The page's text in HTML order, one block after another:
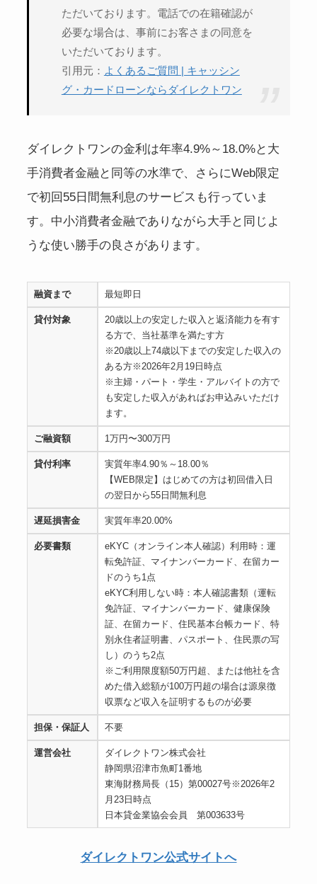
ただいております。電話での在籍確認が
必要な場合は、事前にお客さまの同意を
いただいております。
引用元： よくあるご質問 | キャッシン
グ・カードローンならダイレクトワン
ダイレクトワンの金利は年率4.9%～18.0%と大
手消費者金融と同等の水準で、さらにWeb限定
で初回55日間無利息のサービスも行っていま
す。中小消費者金融でありながら大手と同じよ
うな使い勝手の良さがあります。
融資まで 最短即日
貸付対象
20歳以上の安定した収入と返済能力を有す
る方で、当社基準を満たす方
※20歳以上74歳以下までの安定した収入の
ある方※2026年2月19日時点
※主婦・パート・学生・アルバイトの方で
も安定した収入があればお申込みいただけ
ます。
ご融資額 1万円〜300万円
貸付利率
実質年率4.90％～18.00％
【WEB限定】はじめての方は初回借入日
の翌日から55日間無利息
遅延損害金 実質年率20.00%
必要書類
eKYC（オンライン本人確認）利用時：運
転免許証、マイナンバーカード、在留カー
ドのうち1点
eKYC利用しない時：本人確認書類（運転
免許証、マイナンバーカード、健康保険
証、在留カード、住民基本台帳カード、特
別永住者証明書、パスポート、住民票の写
し）のうち2点
※ご利用限度額50万円超、または他社を含
めた借入総額が100万円超の場合は源泉徴
収票など収入を証明するものが必要
担保・保証人 不要
運営会社
ダイレクトワン株式会社
静岡県沼津市魚町1番地
東海財務局長（15）第00027号※2026年2
月23日時点
日本貸金業協会会員 第003633号
ダイレクトワン公式サイトへ